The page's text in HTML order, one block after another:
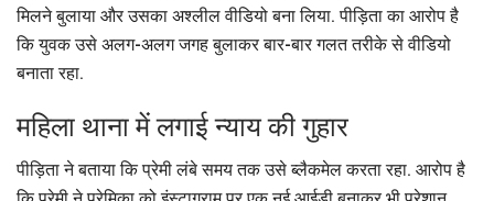
मिलने बुलाया और उसका अश्लील वीडियो बना लिया. पीड़िता का आरोप है
कि युवक उसे अलग-अलग जगह बुलाकर बार-बार गलत तरीके से वीडियो
बनाता रहा.
महिला थाना में लगाई न्याय की गुहार
पीड़िता ने बताया कि प्रेमी लंबे समय तक उसे ब्लैकमेल करता रहा. आरोप है